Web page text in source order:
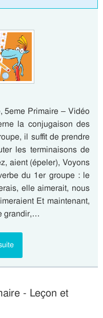
5eme Primaire – Vidéo
la conjugaison des
il suffit de prendre
les terminaisons de
aient (épeler), Voyons
du 1er groupe : le
elle aimerait, nous
Et maintenant,
grandir,…
- Leçon et